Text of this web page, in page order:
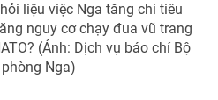
liệu việc Nga tăng chi tiêu
nguy cơ chạy đua vũ trang
(Ảnh: Dịch vụ báo chí Bộ
Nga)